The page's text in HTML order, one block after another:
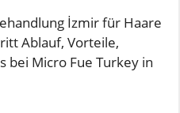
İzmir für Haare
Ablauf, Vorteile,
bei Micro Fue Turkey in